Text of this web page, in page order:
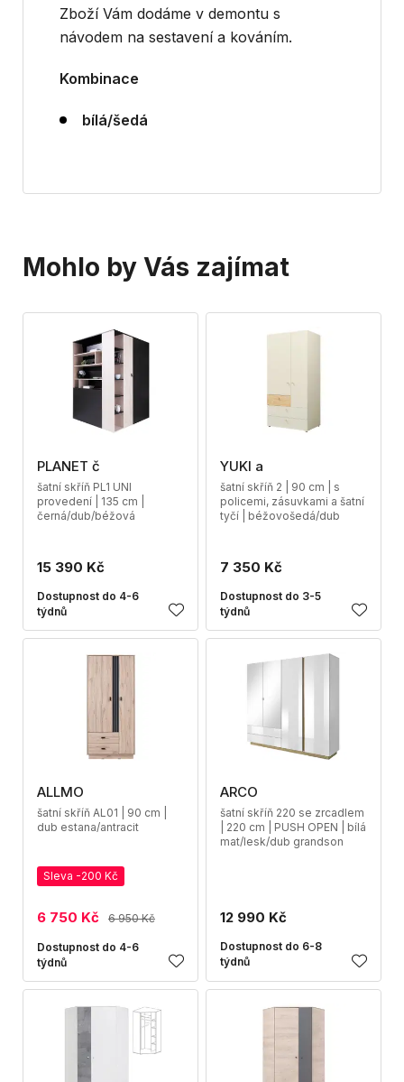
Zboží Vám dodáme v demontu s
návodem na sestavení a kováním.
Kombinace
bílá/šedá
Mohlo by Vás zajímat
PLANET č
šatní skříň PL1 UNI
provedení | 135 cm |
černá/dub/béžová
15 390 Kč
Dostupnost do 4-6
týdnů
YUKI a
šatní skříň 2 | 90 cm | s
policemi, zásuvkami a šatní
tyčí | béžovošedá/dub
7 350 Kč
Dostupnost do 3-5
týdnů
ALLMO
šatní skříň AL01 | 90 cm |
dub estana/antracit
Sleva -200 Kč
6 750 Kč 6 950 Kč
Dostupnost do 4-6
týdnů
ARCO
šatní skříň 220 se zrcadlem
| 220 cm | PUSH OPEN | bílá
mat/lesk/dub grandson
12 990 Kč
Dostupnost do 6-8
týdnů